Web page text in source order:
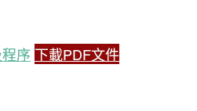
序 下載PDF文件